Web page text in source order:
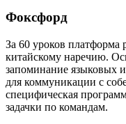
Фоксфорд
За 60 уроков платформа
китайскому наречию.
запоминание языковых
для коммуникации с
специфическая
задачки по командам.